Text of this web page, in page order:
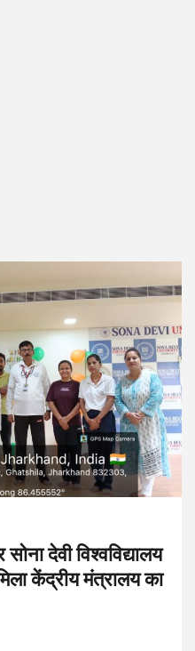
देवी विश्वविद्यालय
केंद्रीय मंत्रालय का